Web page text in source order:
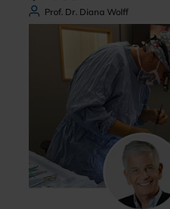
Prof. Dr. Diana Wolff